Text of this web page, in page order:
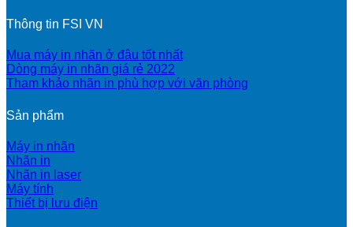
Thông tin FSI VN
Mua máy in nhãn ở đâu tốt nhất
Dòng máy in nhãn giá rẻ 2022
Tham khảo nhãn in phù hợp với văn phòng
Sản phẩm
Máy in nhãn
Nhãn in
Nhãn in laser
Máy tính
Thiết bị lưu điện